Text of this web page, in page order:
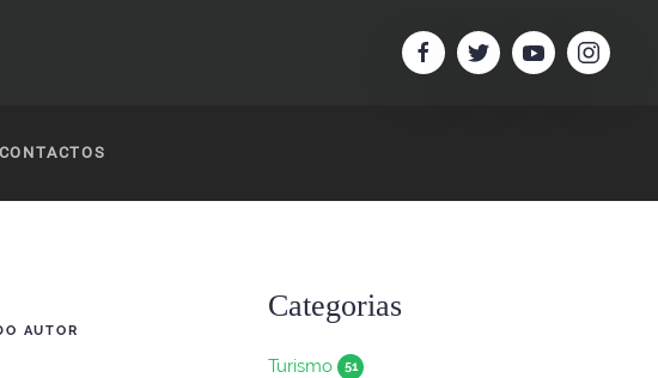
CONTACTOS
AUTOR
Categorias
Turismo 51